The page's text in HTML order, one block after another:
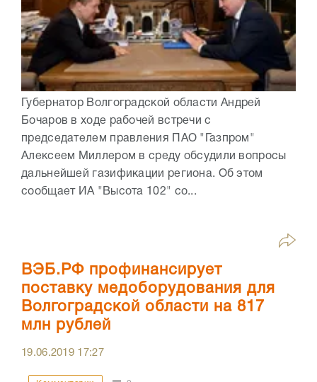
Губернатор Волгоградской области Андрей
Бочаров в ходе рабочей встречи с
председателем правления ПАО "Газпром"
Алексеем Миллером в среду обсудили вопросы
дальнейшей газификации региона. Об этом
сообщает ИА "Высота 102" со...
ВЭБ.РФ профинансирует
поставку медоборудования для
Волгоградской области на 817
млн рублей
19.06.2019 17:27